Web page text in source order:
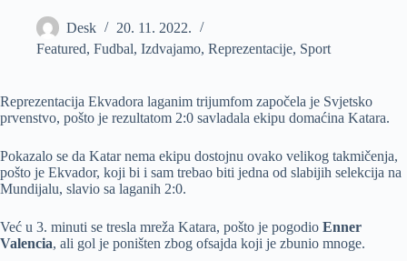
Desk
20. 11. 2022.
Featured, Fudbal, Izdvajamo, Reprezentacije, Sport
Reprezentacija Ekvadora laganim trijumfom započela je Svjetsko
prvenstvo, pošto je rezultatom 2:0 savladala ekipu domaćina Katara.
Pokazalo se da Katar nema ekipu dostojnu ovako velikog takmičenja,
pošto je Ekvador, koji bi i sam trebao biti jedna od slabijih selekcija na
Mundijalu, slavio sa laganih 2:0.
Već u 3. minuti se tresla mreža Katara, pošto je pogodio Enner
Valencia, ali gol je poništen zbog ofsajda koji je zbunio mnoge.